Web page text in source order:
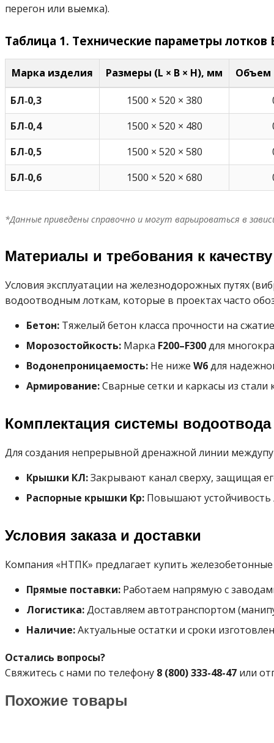
перегон или выемка).
Таблица 1. Технические параметры лотков
Марка изделия Размеры (L × B × H), мм Объем
БЛ‑0,3 1500 × 520 × 380
БЛ‑0,4
1500 × 520 × 480
БЛ‑0,5
1500 × 520 × 580
БЛ‑0,6
1500 × 520 × 680
*Данные приведены справочно и могут варьироваться в
Материалы и требования к качеству
Условия эксплуатации на железнодорожных путях
водоотводным лоткам, которые в проектах часто
Бетон: Тяжелый бетон класса прочности на
Морозостойкость: Марка F200–F300для
Водонепроницаемость: Не ниже W6для
Армирование:Сварные сетки и каркасы из стали
Комплектация системы водоотвода
Для создания непрерывной дренажной линии
Крышки КЛ:Закрывают канал сверху, защищая
Распорные крышки Кр: Повышают устойчивость
Условия заказа и доставки
Компания «НТПК» предлагает купить
Прямые поставки: Работаем напрямую с
Логистика:Доставляем автотранспортом
Наличие:Актуальные остатки и сроки
Остались вопросы?
Свяжитесь с нами по телефону 8 (800) 333-48-47 или
Похожие товары